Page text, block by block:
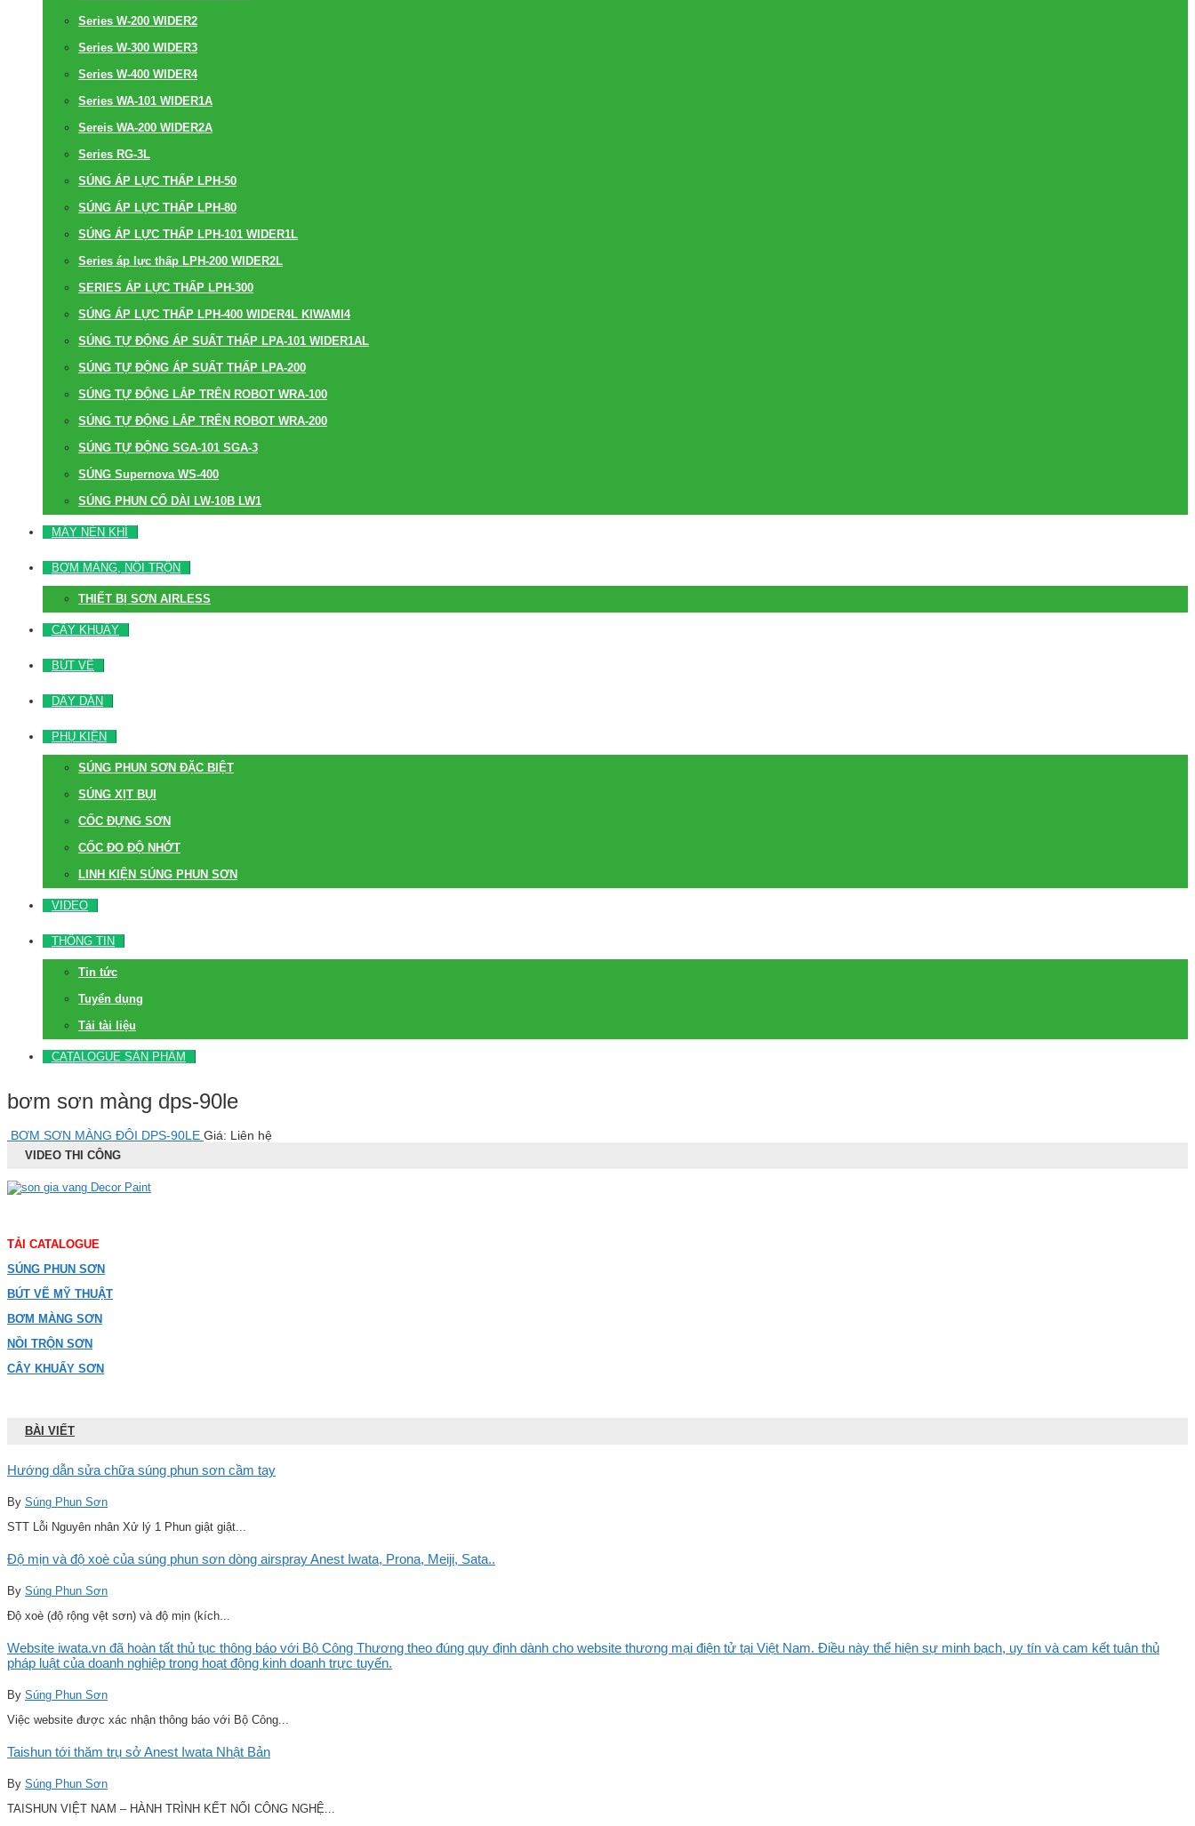
Series W-200 WIDER2
Series W-300 WIDER3
Series W-400 WIDER4
Series WA-101 WIDER1A
Sereis WA-200 WIDER2A
Series RG-3L
SÚNG ÁP LỰC THẤP LPH-50
SÚNG ÁP LỰC THẤP LPH-80
SÚNG ÁP LỰC THẤP LPH-101 WIDER1L
Series áp lực thấp LPH-200 WIDER2L
SERIES ÁP LỰC THẤP LPH-300
SÚNG ÁP LỰC THẤP LPH-400 WIDER4L KIWAMI4
SÚNG TỰ ĐỘNG ÁP SUẤT THẤP LPA-101 WIDER1AL
SÚNG TỰ ĐỘNG ÁP SUẤT THẤP LPA-200
SÚNG TỰ ĐỘNG LẮP TRÊN ROBOT WRA-100
SÚNG TỰ ĐỘNG LẮP TRÊN ROBOT WRA-200
SÚNG TỰ ĐỘNG SGA-101 SGA-3
SÚNG Supernova WS-400
SÚNG PHUN CỔ DÀI LW-10B LW1
MÁY NÉN KHÍ
BƠM MÀNG, NỒI TRỘN
THIẾT BỊ SƠN AIRLESS
CÂY KHUẤY
BÚT VẼ
DÂY DẪN
PHỤ KIỆN
SÚNG PHUN SƠN ĐẶC BIỆT
SÚNG XỊT BỤI
CỐC ĐỰNG SƠN
CỐC ĐO ĐỘ NHỚT
LINH KIỆN SÚNG PHUN SƠN
VIDEO
THÔNG TIN
Tin tức
Tuyển dụng
Tải tài liệu
CATALOGUE SẢN PHẨM
bơm sơn màng dps-90le
BƠM SƠN MÀNG ĐÔI DPS-90LE Giá: Liên hệ
VIDEO THI CÔNG
TẢI CATALOGUE
SÚNG PHUN SƠN
BÚT VẼ MỸ THUẬT
BƠM MÀNG SƠN
NỒI TRỘN SƠN
CÂY KHUẤY SƠN
BÀI VIẾT
Hướng dẫn sửa chữa súng phun sơn cầm tay
By Súng Phun Sơn
STT Lỗi Nguyên nhân Xử lý 1 Phun giật giật...
Độ mịn và độ xoè của súng phun sơn dòng airspray Anest Iwata, Prona, Meiji, Sata..
By Súng Phun Sơn
Độ xoè (độ rộng vệt sơn) và độ mịn (kích...
Website iwata.vn đã hoàn tất thủ tục thông báo với Bộ Công Thương theo đúng quy định dành cho website thương mại điện tử tại Việt Nam. Điều này thể hiện sự minh bạch, uy tín và cam kết tuân thủ
pháp luật của doanh nghiệp trong hoạt động kinh doanh trực tuyến.
By Súng Phun Sơn
Việc website được xác nhận thông báo với Bộ Công...
Taishun tới thăm trụ sở Anest Iwata Nhật Bản
By Súng Phun Sơn
TAISHUN VIỆT NAM – HÀNH TRÌNH KẾT NỐI CÔNG NGHỆ...